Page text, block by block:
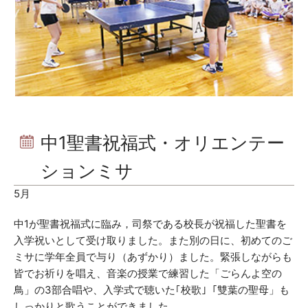
中1聖書祝福式・オリエンテー
ションミサ
5月
中1が聖書祝福式に臨み，司祭である校長が祝福した聖書を
入学祝いとして受け取りました。また別の日に、初めてのご
ミサに学年全員で与り（あずかり）ました。緊張しながらも
皆でお祈りを唱え、音楽の授業で練習した「ごらんよ空の
鳥」の3部合唱や、入学式で聴いた｢校歌｣「雙葉の聖母」も